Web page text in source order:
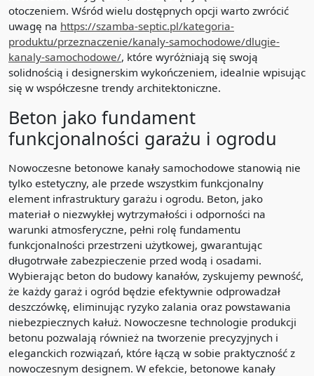
otoczeniem. Wśród wielu dostępnych opcji warto zwrócić
uwagę na https://szamba-septic.pl/kategoria-
produktu/przeznaczenie/kanaly-samochodowe/dlugie-
kanaly-samochodowe/, które wyróżniają się swoją
solidnością i designerskim wykończeniem, idealnie wpisując
się w współczesne trendy architektoniczne.
Beton jako fundament
funkcjonalności garażu i ogrodu
Nowoczesne betonowe kanały samochodowe stanowią nie
tylko estetyczny, ale przede wszystkim funkcjonalny
element infrastruktury garażu i ogrodu. Beton, jako
materiał o niezwykłej wytrzymałości i odporności na
warunki atmosferyczne, pełni rolę fundamentu
funkcjonalności przestrzeni użytkowej, gwarantując
długotrwałe zabezpieczenie przed wodą i osadami.
Wybierając beton do budowy kanałów, zyskujemy pewność,
że każdy garaż i ogród będzie efektywnie odprowadzał
deszczówkę, eliminując ryzyko zalania oraz powstawania
niebezpiecznych kałuż. Nowoczesne technologie produkcji
betonu pozwalają również na tworzenie precyzyjnych i
eleganckich rozwiązań, które łączą w sobie praktyczność z
nowoczesnym designem. W efekcie, betonowe kanały